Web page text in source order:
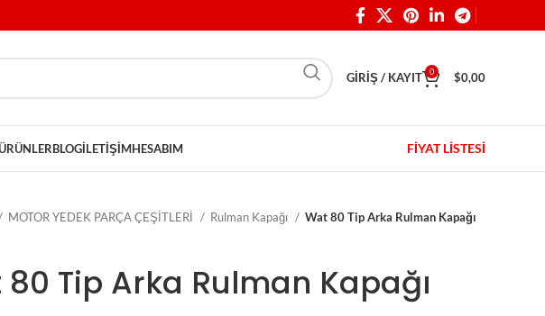
GIRIŞ / KAYIT 0 $0,00
BLOGİLETIŞIMHESABIM FİYAT LİSTESİ
MOTOR YEDEK PARÇA ÇEŞİTLERİ Rulman Kapağı Wat 80 Tip Arka Rulman Kapağı
Tip Arka Rulman Kapağı